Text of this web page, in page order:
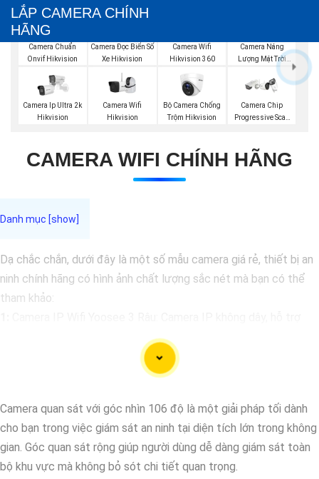
LẮP CAMERA CHÍNH
HÃNG
Camera Chuẩn
Onvif Hikvision
Camera Đọc Biển Số
Xe Hikvision
Camera Wifi
Hikvision 360
Camera Năng
Lượng Mặt Trời
Camera Ip Ultra 2k
Hikvision
Camera Wifi
Hikvision
Bộ Camera Chống
Trộm Hikvision
Camera Chip
Progressive Scan
CAMERA WIFI CHÍNH HÃNG
Dạ chắc chắn, dưới đây là một số mẫu camera giá rẻ, thiết bị an
ninh chính hãng có hình ảnh chất lượng sắc nét mà bạn có thể
tham khảo:
xem qua điện thoại di động, có chất lượng hình ảnh sắc nét, giá
Camera Vantech VP-C2112CP: Camera dạng dome, chất
trong nhà hoặc ngoài trời.
🌈3:Camera Hikvision DS-2CE56C0T-IRP: Camera thân hồng
ngoại, chất lượng 1MP, có khả năng quan sát ban đêm tốt, sắc
nét.
Camera quan sát với góc nhìn 106 độ là một giải pháp tối dành
cho bạn trong việc giám sát an ninh tại diện tích lớn trong không
gian. Góc quan sát rộng giúp người dùng dễ dàng giám sát toàn
bộ khu vực mà không bỏ sót chi tiết quan trọng.